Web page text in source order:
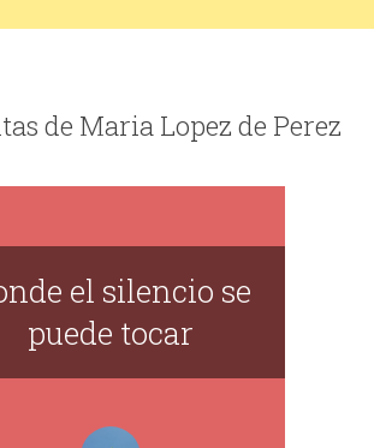
de Maria Lopez de Perez
el silencio se
puede tocar